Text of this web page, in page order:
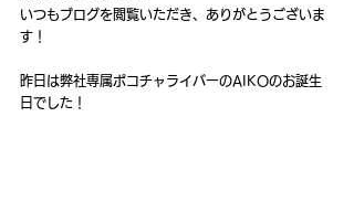
いつもブログを閲覧いただき、ありがとうございま
す！
昨日は弊社専属ポコチャライバーのAIKOのお誕生
日でした！